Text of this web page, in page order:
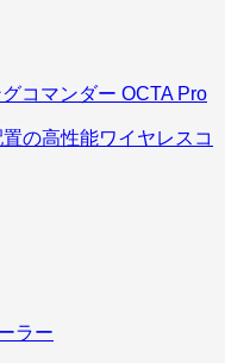
コマンダー OCTA Pro
の高性能ワイヤレスコ
ラー